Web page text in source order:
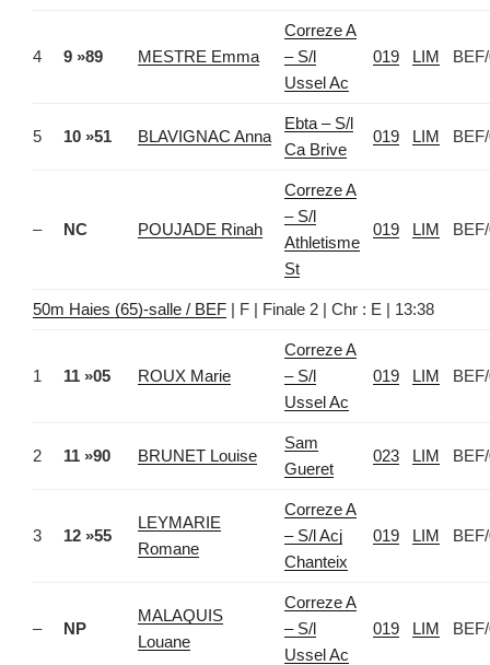
4 9 »89 MESTRE Emma
Correze A
– S/l
Ussel Ac
019 LIM
5 10 »51 BLAVIGNAC Anna
Ebta – S/l
Ca Brive
019 LIM
– NC POUJADE Rinah
Correze A
– S/l
Athletisme
St
019 LIM
50m Haies (65)-salle / BEF | F | Finale 2 | Chr : E | 13:38
1 11 »05 ROUX Marie
Correze A
– S/l
Ussel Ac
019 LIM
2 11 »90 BRUNET Louise
Sam
Gueret
023 LIM
3 12 »55
LEYMARIE
Romane
Correze A
– S/l Acj
Chanteix
019 LIM
– NP
MALAQUIS
Louane
Correze A
– S/l
Ussel Ac
019 LIM